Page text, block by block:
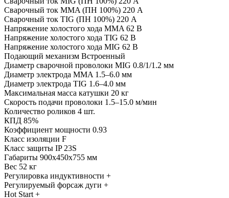
Сварочный ток MMA (ПН 100%) 220 А
Сварочный ток TIG (ПН 100%) 220 А
Напряжение холостого хода MMA 62 В
Напряжение холостого хода TIG 62 В
Напряжение холостого хода MIG 62 В
Подающий механизм Встроенный
Диаметр сварочной проволоки MIG 0.8/1/1.2 мм
Диаметр электрода MMA 1.5–6.0 мм
Диаметр электрода TIG 1.6–4.0 мм
Максимальная масса катушки 20 кг
Скорость подачи проволоки 1.5–15.0 м/мин
Количество роликов 4 шт.
КПД 85%
Коэффициент мощности 0.93
Класс изоляции F
Класс защиты IP 23S
Габариты 900x450x755 мм
Вес 52 кг
Регулировка индуктивности +
Регулируемый форсаж дуги +
Hot Start +